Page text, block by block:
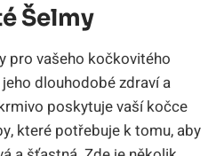
Šelmy
pro vašeho kočkovitého
dlouhodobé zdraví a
poskytuje vaší kočce
které potřebuje k tomu, aby